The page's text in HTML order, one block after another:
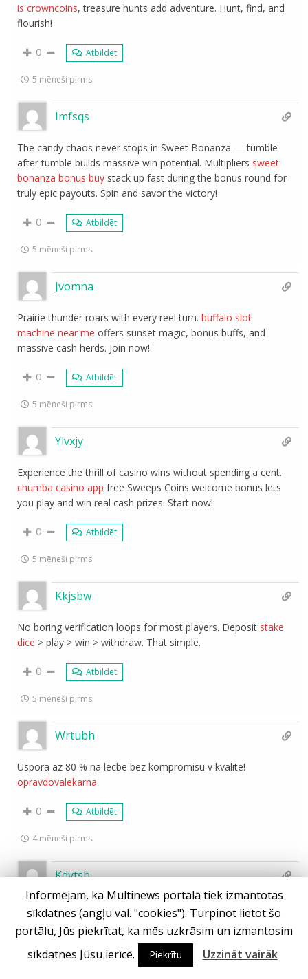
is crowncoins, treasure hunts add adventure. Hunt, find, and
flourish!
0 Atbildēt
5 mēneši pirms
Imfsqs
The candy chaos never stops in Sweet Bonanza — tumble
after tumble builds massive win potential. Multipliers sweet
bonanza bonus buy stack up fast during the bonus round for
truly epic payouts. Spin and savor the victory!
0 Atbildēt
5 mēneši pirms
Jvomna
Prairie thunder roars with every reel turn.buffalo slot
machine near me offers sunset magic, bonus buffs, and
massive cash herds. Join now!
0 Atbildēt
5 mēneši pirms
Ylvxjy
Experience the thrill of casino wins without spending a cent.
chumba casino app free Sweeps Coins welcome bonus lets
you play and win real cash prizes. Start now!
0 Atbildēt
5 mēneši pirms
Kkjsbw
No boring verification loops for most players. Deposit stake
dice > play > win > withdraw. That simple.
0 Atbildēt
5 mēneši pirms
Wrtubh
Uspora az 80 % na lecbe bez kompromisu v kvalite!
opravdovalekarna
0 Atbildēt
4 mēneši pirms
Kdvtsb
Join the millions friendly momentous on fanduel casino
Washington – the #1 real pelf casino app in America.
Pick up your $1000 TEASE IT AGAIN gratuity and deny b
decrease every relate, hand and somersault into official coin
Informējam, ka Multinews portālā tiek izmantotas
sīkdatnes (angļu val. "cookies"). Turpinot lietot šo
portālu, Jūs piekrītat, ka mēs uzkrāsim un izmantosim
sīkdatnes Jūsu ierīcē.
Piekrītu Uzzināt vairāk